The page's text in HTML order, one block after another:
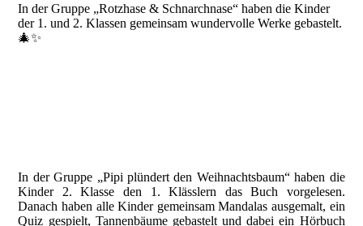
In der Gruppe „Rotzhase & Schnarchnase“ haben die Kinder
der 1. und 2. Klassen gemeinsam wundervolle Werke gebastelt.
🎄✨
In der Gruppe „Pipi plündert den Weihnachtsbaum“ haben die
Kinder 2. Klasse den 1. Klässlern das Buch vorgelesen.
Danach haben alle Kinder gemeinsam Mandalas ausgemalt, ein
Quiz gespielt, Tannenbäume gebastelt und dabei ein Hörbuch